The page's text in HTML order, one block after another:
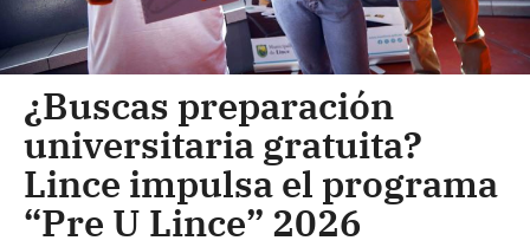
¿Buscas preparación
universitaria gratuita?
Lince impulsa el programa
“Pre U Lince” 2026